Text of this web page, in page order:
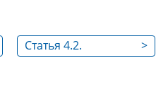
>
Статья 4.2.